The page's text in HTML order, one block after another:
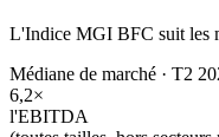
L'Indice MGI BFC suit les
Médiane de marché · T2
6,2×
l'EBITDA